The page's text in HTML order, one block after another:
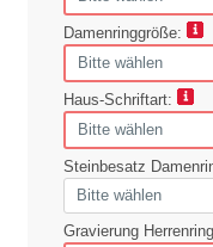
Damenringgröße:
Haus-Schriftart:
Steinbesatz
Gravierung